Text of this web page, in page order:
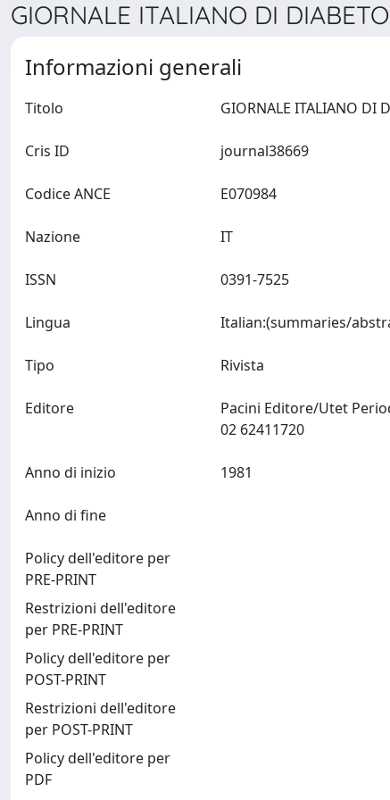
GIORNALE ITALIANO DI
Informazioni generali
Titolo
Cris ID
Codice ANCE
Nazione
ISSN
Lingua
Tipo Rivista
Editore Pacini Editore/Utet
Anno di inizio
Anno di fine
Policy dell'editore per
PRE-PRINT
Restrizioni dell'editore
per PRE-PRINT
Policy dell'editore per
POST-PRINT
Restrizioni dell'editore
per POST-PRINT
Policy dell'editore per
PDF